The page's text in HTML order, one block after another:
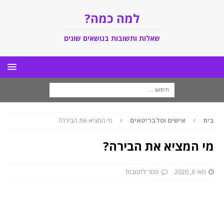
למה כמה?
שאלות ותשובות בנושאים שונים
בית אישים וסלבריטאים מי המציא את הבירה?
מי המציא את הבירה?
מאי 6, 2020 סגור לתגובות